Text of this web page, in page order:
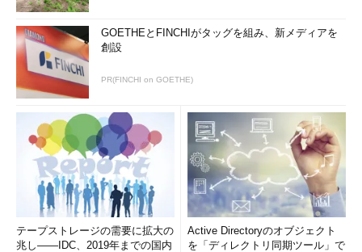
GOETHEとFINCHIがタッグを組み、新メディアを
創設
PR(FINCHI on GOETHE)
テープストレージの需要に拡大の
兆し――IDC、2019年までの国内
Active Directoryのオブジェクト
を「ディレクトリ同期ツール」で